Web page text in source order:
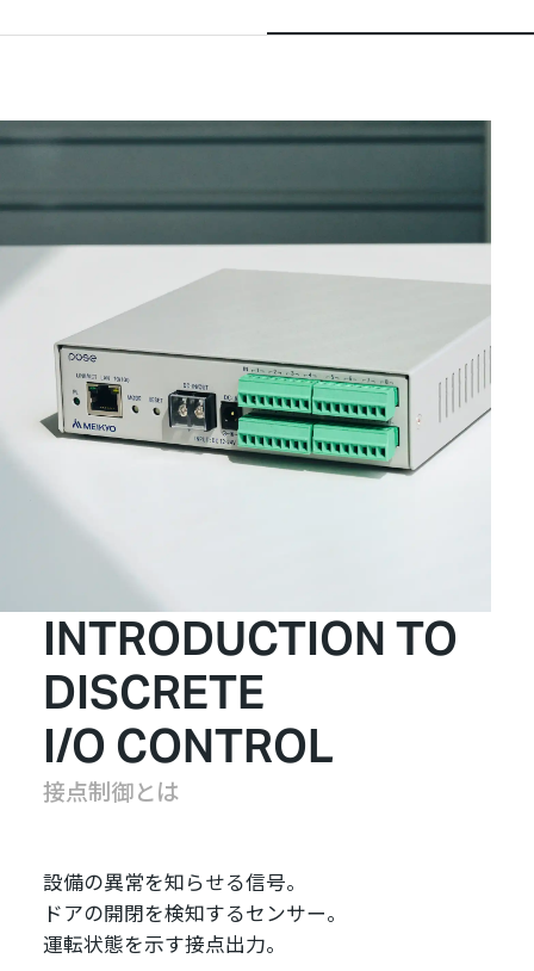
INTRODUCTION TO
DISCRETE
I/O CONTROL
接点制御とは
設備の異常を知らせる信号。
ドアの開閉を検知するセンサー。
運転状態を示す接点出力。